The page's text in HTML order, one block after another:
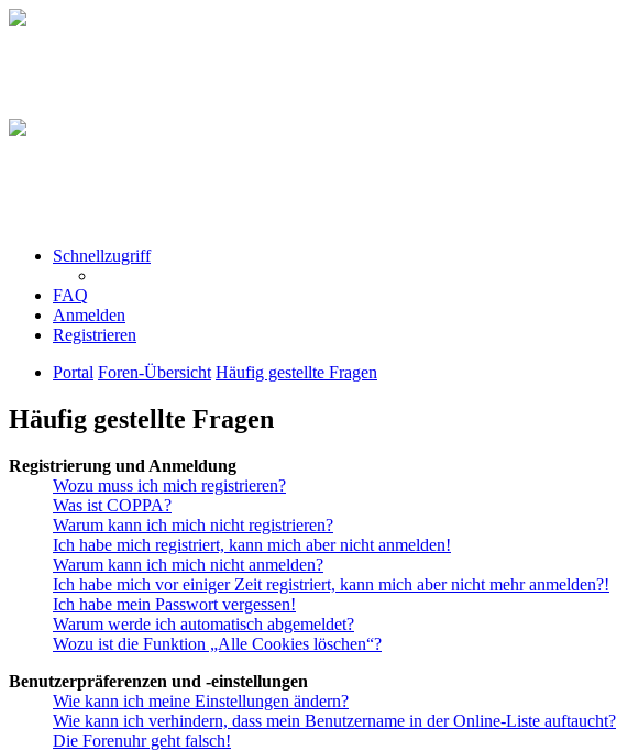
Schnellzugriff
FAQ
Anmelden
Registrieren
Portal Foren-Übersicht Häufig gestellte Fragen
Häufig gestellte Fragen
Registrierung und Anmeldung
Wozu muss ich mich registrieren?
Was ist COPPA?
Warum kann ich mich nicht registrieren?
Ich habe mich registriert, kann mich aber nicht anmelden!
Warum kann ich mich nicht anmelden?
Ich habe mich vor einiger Zeit registriert, kann mich aber nicht mehr anmelden?!
Ich habe mein Passwort vergessen!
Warum werde ich automatisch abgemeldet?
Wozu ist die Funktion „Alle Cookies löschen“?
Benutzerpräferenzen und -einstellungen
Wie kann ich meine Einstellungen ändern?
Wie kann ich verhindern, dass mein Benutzername in der Online-Liste auftaucht?
Die Forenuhr geht falsch!